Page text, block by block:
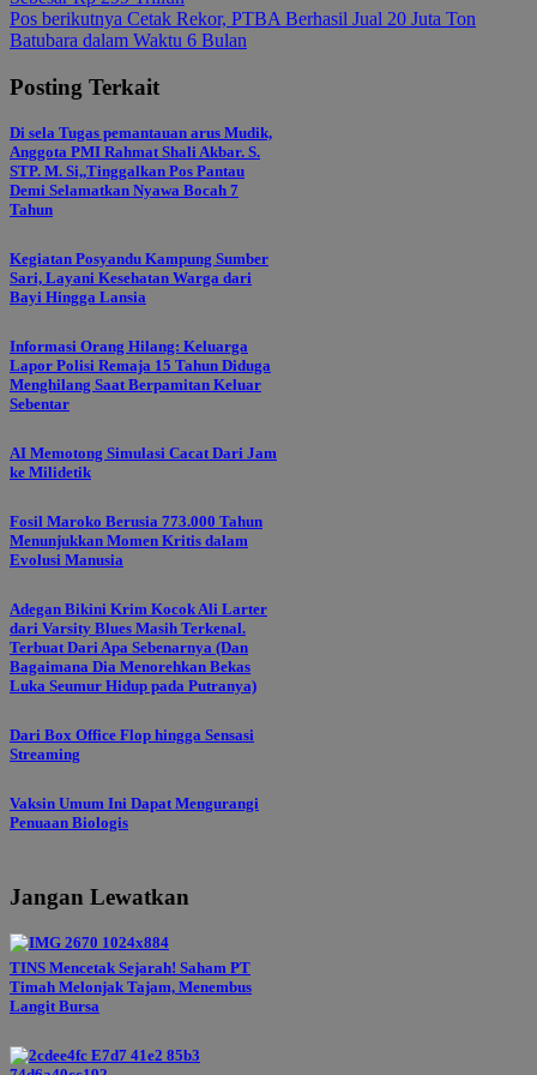
pos
Pos berikutnya Cetak Rekor, PTBA Berhasil Jual 20 Juta Ton
Batubara dalam Waktu 6 Bulan
Posting Terkait
Di sela Tugas pemantauan arus Mudik,
Anggota PMI Rahmat Shali Akbar. S.
STP. M. Si,,Tinggalkan Pos Pantau
Demi Selamatkan Nyawa Bocah 7
Tahun
Kegiatan Posyandu Kampung Sumber
Sari, Layani Kesehatan Warga dari
Bayi Hingga Lansia
Informasi Orang Hilang: Keluarga
Lapor Polisi Remaja 15 Tahun Diduga
Menghilang Saat Berpamitan Keluar
Sebentar
AI Memotong Simulasi Cacat Dari Jam
ke Milidetik
Fosil Maroko Berusia 773.000 Tahun
Menunjukkan Momen Kritis dalam
Evolusi Manusia
Adegan Bikini Krim Kocok Ali Larter
dari Varsity Blues Masih Terkenal.
Terbuat Dari Apa Sebenarnya (Dan
Bagaimana Dia Menorehkan Bekas
Luka Seumur Hidup pada Putranya)
Dari Box Office Flop hingga Sensasi
Streaming
Vaksin Umum Ini Dapat Mengurangi
Penuaan Biologis
Jangan Lewatkan
TINS Mencetak Sejarah! Saham PT
Timah Melonjak Tajam, Menembus
Langit Bursa